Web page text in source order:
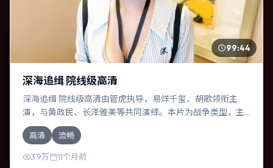
99:44
深海追缉 院线级高清
深海追缉 院线级高清由管虎执导，易烊千玺、胡歌领衔主
演，与黄政民、长泽雅美等共同演绎。本片为战争类型，主
要班底与取景来自泰国。时间循环困住主角，每一次醒来规
则都在改变。影片整体气质浓烈，节奏紧凑，人物动机清
晰，适合喜欢强情节与细腻表演的观众。
高清 流畅
3.9万 11个月前